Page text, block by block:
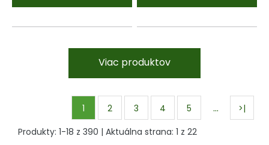
Viac produktov
1 2 3 4 5 …
>|
Produkty: 1-18 z 390 | Aktuálna strana: 1 z 22